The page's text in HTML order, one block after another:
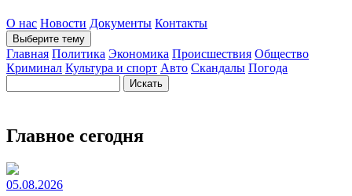
О нас Новости Документы Контакты
Выберите тему
Главная Политика Экономика Происшествия Общество
Криминал Культура и спорт Авто Скандалы Погода
Главное сегодня
05.08.2026